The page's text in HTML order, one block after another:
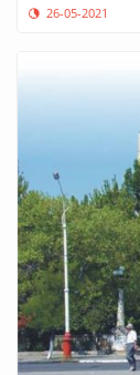
26-05-2021